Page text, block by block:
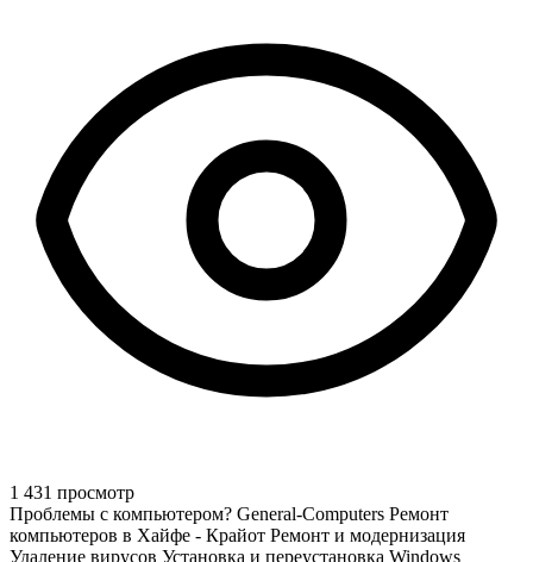
1 431 просмотр
Проблемы с компьютером? General-Computers Ремонт
компьютеров в Хайфе - Крайот Ремонт и модернизация
Удаление вирусов Установка и переустановка Windows